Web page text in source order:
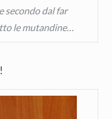
secondo dal far
le mutandine…